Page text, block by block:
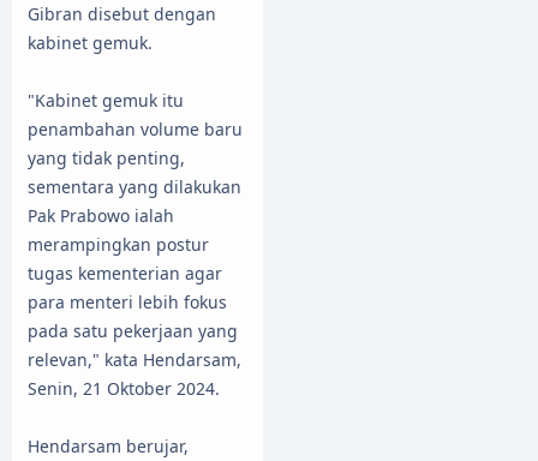
Gibran disebut dengan
kabinet gemuk.
"Kabinet gemuk itu
penambahan volume baru
yang tidak penting,
sementara yang dilakukan
Pak Prabowo ialah
merampingkan postur
tugas kementerian agar
para menteri lebih fokus
pada satu pekerjaan yang
relevan," kata Hendarsam,
Senin, 21 Oktober 2024.
Hendarsam berujar,